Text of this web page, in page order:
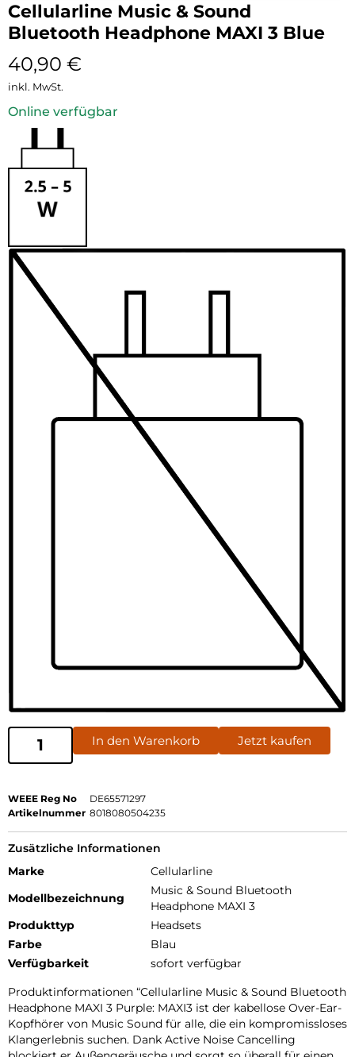
Cellularline Music & Sound
Bluetooth Headphone MAXI 3 Blue
40,90 €
inkl. MwSt.
Online verfügbar
In den Warenkorb Jetzt kaufen
WEEE Reg No
DE65571297
Artikelnummer 8018080504235
Zusätzliche Informationen
Marke
Cellularline
Modellbezeichnung
Music & Sound Bluetooth
Headphone MAXI 3
Produkttyp
Headsets
Farbe
Blau
Verfügbarkeit
sofort verfügbar
Produktinformationen “Cellularline Music & Sound Bluetooth
Headphone MAXI 3 Purple: MAXI3 ist der kabellose Over-Ear-
Kopfhörer von Music Sound für alle, die ein kompromissloses
Klangerlebnis suchen. Dank Active Noise Cancelling